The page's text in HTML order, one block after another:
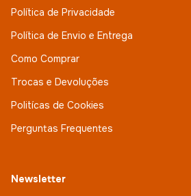
Política de Privacidade
Política de Envio e Entrega
Como Comprar
Trocas e Devoluções
Politícas de Cookies
Perguntas Frequentes
Newsletter